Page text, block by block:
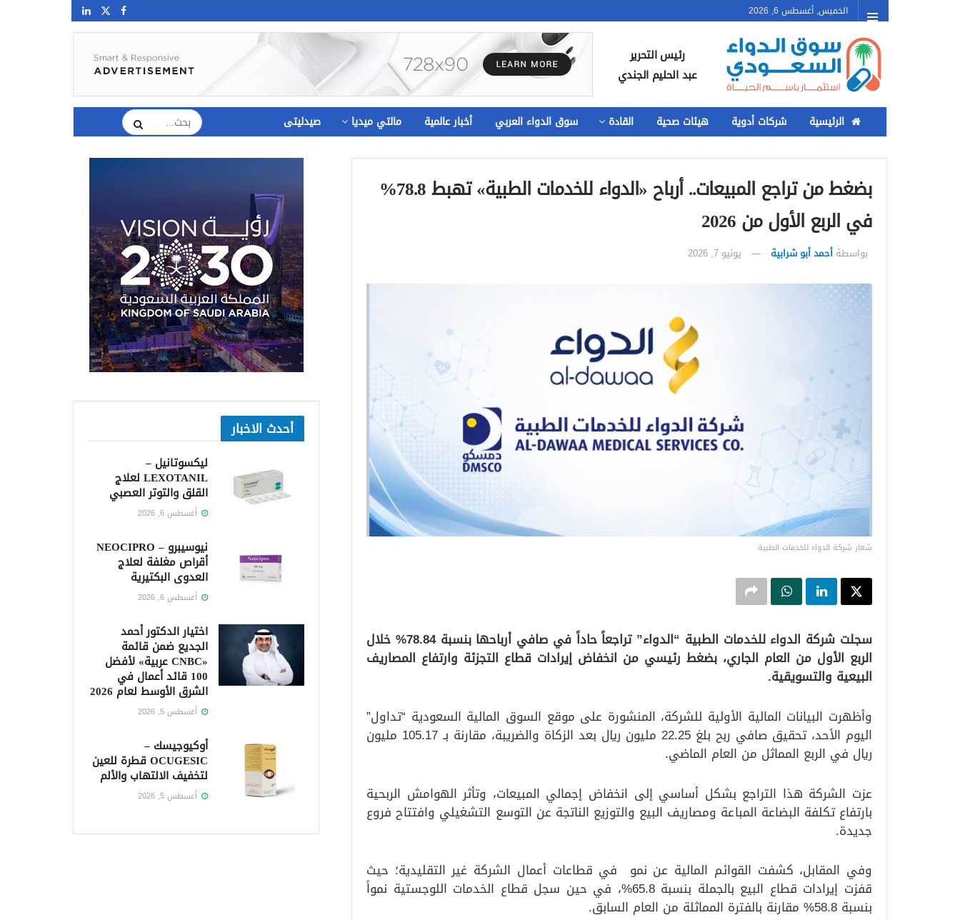
الخميس, أغسطس 6, 2026
رئيس التحرير
عبد الحليم الجندي
الرئيسية شركات أدوية هيئات صحية القادة سوق الدواء العربي أخبار عالمية مالتي ميديا صيدليتى
بضغط من تراجع المبيعات.. أرباح «الدواء للخدمات الطبية» تهبط 78.8%
في الربع الأول من 2026
بواسطة أحمد أبو شرابية يونيو 7, 2026
شعار شركة الدواء للخدمات الطبية
سجلت شركة الدواء للخدمات الطبية “الدواء” تراجعاً حاداً في صافي أرباحها بنسبة 78.84% خلال
الربع الأول من العام الجاري، بضغط رئيسي من انخفاض إيرادات قطاع التجزئة وارتفاع المصاريف
البيعية والتسويقية.
وأظهرت البيانات المالية الأولية للشركة، المنشورة على موقع السوق المالية السعودية “تداول”
اليوم الأحد، تحقيق صافي ربح بلغ 22.25 مليون ريال بعد الزكاة والضريبة، مقارنة بـ 105.17 مليون
ريال في الربع المماثل من العام الماضي.
عزت الشركة هذا التراجع بشكل أساسي إلى انخفاض إجمالي المبيعات، وتأثر الهوامش الربحية
بارتفاع تكلفة البضاعة المباعة ومصاريف البيع والتوزيع الناتجة عن التوسع التشغيلي وافتتاح فروع
جديدة.
وفي المقابل، كشفت القوائم المالية عن نمو في قطاعات أعمال الشركة غير التقليدية؛ حيث
قفزت إيرادات قطاع البيع بالجملة بنسبة 65.8%، في حين سجل قطاع الخدمات اللوجستية نمواً
بنسبة 58.8% مقارنة بالفترة المماثلة من العام السابق.
أحدث الاخبار
ليكسوتانيل –
LEXOTANIL لعلاج
القلق والتوتر العصبي
أغسطس 6, 2026
نيوسيبرو – NEOCIPRO
أقراص مغلفة لعلاج
العدوى البكتيرية
أغسطس 6, 2026
اختيار الدكتور أحمد
الجديع ضمن قائمة
«CNBC عربية» لأفضل
100 قائد أعمال في
الشرق الأوسط لعام 2026
أغسطس 5, 2026
أوكيوجيسك –
OCUGESIC قطرة للعين
لتخفيف الالتهاب والألم
أغسطس 5, 2026